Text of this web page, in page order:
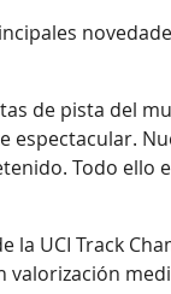
de pista
Todo
UCI Track